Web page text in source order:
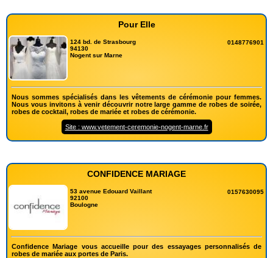
Pour Elle
124 bd. de Strasbourg
94130
Nogent sur Marne
0148776901
Nous sommes spécialisés dans les vêtements de cérémonie pour femmes.
Nous vous invitons à venir découvrir notre large gamme de robes de soirée,
robes de cocktail, robes de mariée et robes de cérémonie.
Site : www.vetement-ceremonie-nogent-marne.fr
CONFIDENCE MARIAGE
53 avenue Edouard Vaillant
92100
Boulogne
0157630095
Confidence Mariage vous accueille pour des essayages personnalisés de
robes de mariée aux portes de Paris.